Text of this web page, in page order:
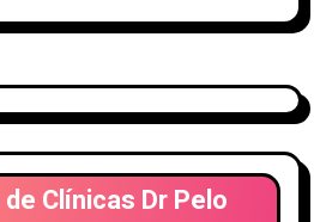
Clínicas Dr Pelo